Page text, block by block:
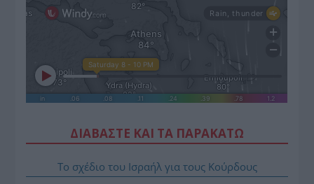
ΔΙΑΒΑΣΤΕ ΚΑΙ ΤΑ ΠΑΡΑΚΑΤΩ
Το σχέδιο του Ισραήλ για τους Κούρδους